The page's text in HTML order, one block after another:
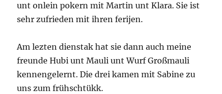
unt onlein pokern mit Martin unt Klara. Sie ist
sehr zufrieden mit ihren ferijen.
Am lezten dienstak hat sie dann auch meine
freunde Hubi unt Mauli unt Wurf Großmauli
kennengelernt. Die drei kamen mit Sabine zu
uns zum frühschtükk.